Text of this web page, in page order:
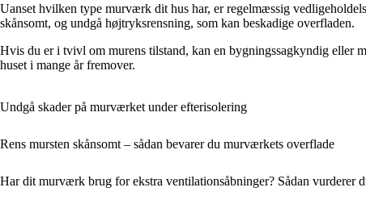
Uanset hvilken type murværk dit hus har, er regelmæssig
skånsomt, og undgå højtryksrensning, som kan beskadige overfladen.
Hvis du er i tvivl om murens tilstand, kan en bygningssagkyndig eller
huset i mange år fremover.
Undgå skader på murværket under efterisolering
Rens mursten skånsomt – sådan bevarer du murværkets overflade
Har dit murværk brug for ekstra ventilationsåbninger? Sådan vurderer